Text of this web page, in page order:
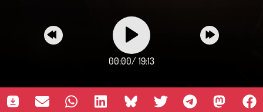
00:00/ 19:13